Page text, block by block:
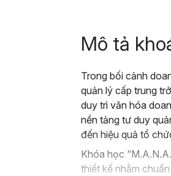
Mô tả
Trong bối cảnh
quản lý cấp trung
duy trì văn hóa
nền tảng tư duy
đến hiệu quả tổ
Khóa học
thiết kế nhằm